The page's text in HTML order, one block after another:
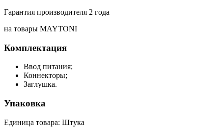
Гарантия производителя 2 года
на товары MAYTONI
Комплектация
Ввод питания;
Коннекторы;
Заглушка.
Упаковка
Единица товара: Штука